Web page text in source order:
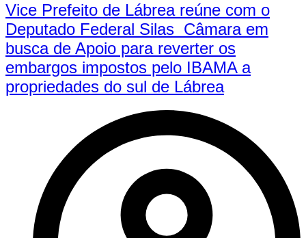
Vice Prefeito de Lábrea reúne com o
Deputado Federal Silas Câmara em
busca de Apoio para reverter os
embargos impostos pelo IBAMA a
propriedades do sul de Lábrea